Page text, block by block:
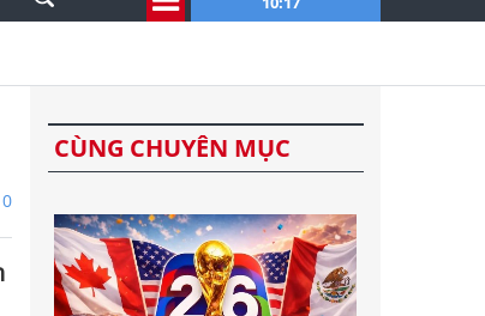
CÙNG CHUYÊN MỤC